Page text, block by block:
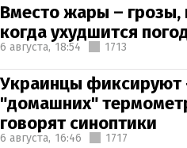
Вместо жары – грозы,
когда ухудшится
6 августа, 18:54 1713
Украинцы фиксируют
"домашних"
говорят синоптики
6 августа, 16:46 1717